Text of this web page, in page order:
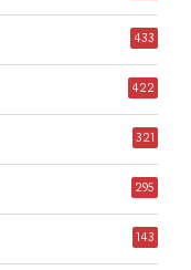
433
422
321
295
143